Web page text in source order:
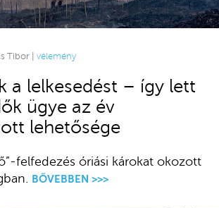
Tibor | vélemény
a lelkesedést – így lett
ügye az év
lehetősége
felfedezés óriási károkat okozott
BŐVEBBEN >>>